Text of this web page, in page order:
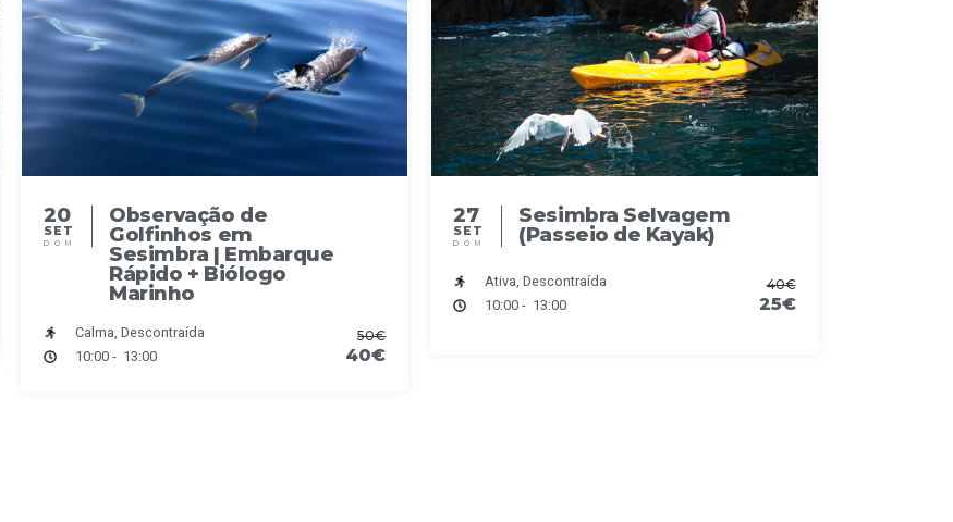
20
SET
DOM
Observação de
Golfinhos em
Sesimbra | Embarque
Rápido + Biólogo
Marinho
Calma, Descontraída
10:00 - 13:00
50€
40€
27
SET
DOM
Sesimbra Selvagem
(Passeio de Kayak)
Ativa, Descontraída
10:00 - 13:00
40€
25€